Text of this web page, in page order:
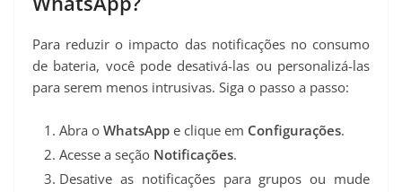
Para reduzir o impacto das notificações no consumo
de bateria, você pode desativá-las ou personalizá-las
para serem menos intrusivas. Siga o passo a passo:
Abra o WhatsApp e clique em Configurações.
Acesse a seção Notificações.
Desative as notificações para grupos ou mude